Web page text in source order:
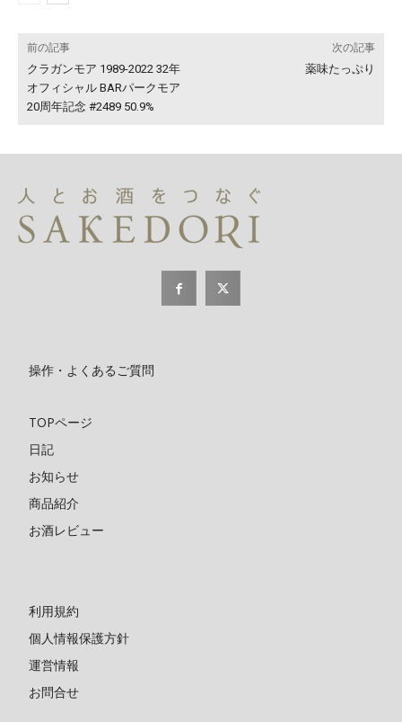
前の記事
クラガンモア 1989-2022 32年
オフィシャル BARパークモア
20周年記念 #2489 50.9%
次の記事
薬味たっぷり
操作・よくあるご質問
TOPページ
日記
お知らせ
商品紹介
お酒レビュー
利用規約
個人情報保護方針
運営情報
お問合せ